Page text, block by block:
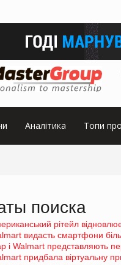
Аналітика Топи
поиска
рітейл
видасть смартфони
і Walmart представляють
придбала віртуальну